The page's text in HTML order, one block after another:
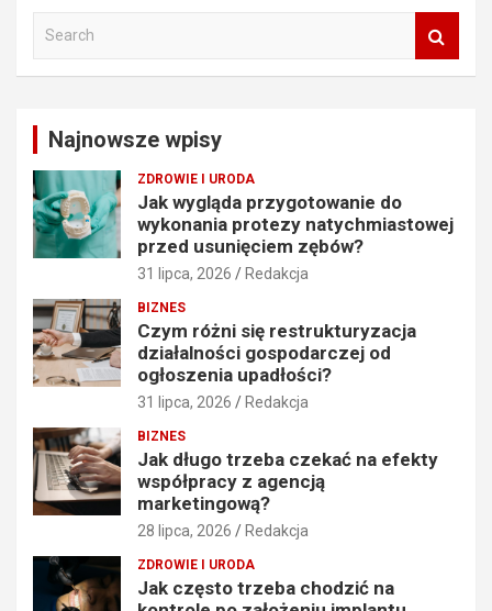
Najnowsze wpisy
ZDROWIE I URODA
Jak wygląda przygotowanie do
wykonania protezy natychmiastowej
przed usunięciem zębów?
31 lipca, 2026 Redakcja
BIZNES
Czym różni się restrukturyzacja
działalności gospodarczej od
ogłoszenia upadłości?
31 lipca, 2026 Redakcja
BIZNES
Jak długo trzeba czekać na efekty
współpracy z agencją
marketingową?
28 lipca, 2026 Redakcja
ZDROWIE I URODA
Jak często trzeba chodzić na